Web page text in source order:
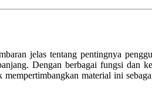
jelas tentang pentingnya
Dengan berbagai fungsi dan
material ini